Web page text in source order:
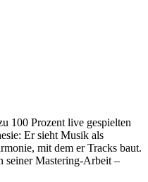
100 Prozent live gespielten
Er sieht Musik als
mit dem er Tracks baut.
seiner Mastering-Arbeit –